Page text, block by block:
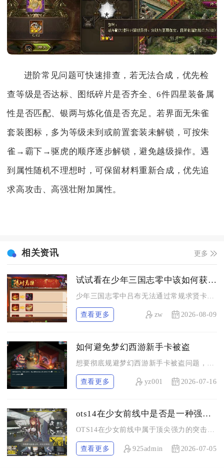
进阶常见问题可快速排查，若无法合成，优先检
查等级是否达标、图纸碎片是否齐全、6件四星装备属
性是否匹配、银两与炼化值是否充足。若界面无朱雀
套装图标，多为等级未到或前置套装未解锁，可按朱
雀→霸下→驱虎的顺序逐步解锁，避免越级操作。遇
到属性随机不理想时，可保留材料重新合成，优先追
求高攻击、高强壮附加属性。
相关资讯 更多
试试看在少年三国志零中该如何获得吕布
查看更多 zw 2026-08-09
如何避免梦幻西游新手卡被盗
查看更多 yz001 2026-07-16
ots14在少女前线中是否是一种强力角色
OTS14在少女前线中属于顶尖强力的突击步枪人形，是夜战环境...
查看更多 925admin 2026-07-05